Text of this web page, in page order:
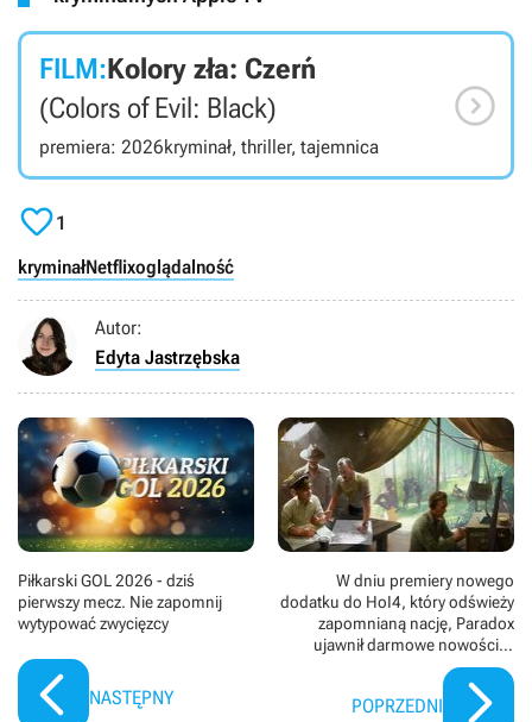
FILM:Kolory zła: Czerń
(Colors of Evil: Black)
premiera: 2026kryminał, thriller, tajemnica

1
kryminałNetflixoglądalność
Autor:
Edyta Jastrzębska
Piłkarski GOL 2026 - dziś
pierwszy mecz. Nie zapomnij
wytypować zwycięzcy
NASTĘPNY
W dniu premiery nowego
dodatku do HoI4, który odświeży
zapomnianą nację, Paradox
ujawnił darmowe nowości w
aktualizacji 1.19.0
POPRZEDNI